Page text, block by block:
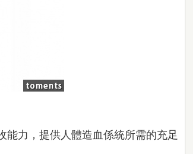
力，提供人體造血係統所需的充足